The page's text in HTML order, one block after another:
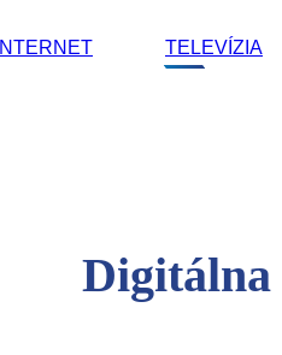
INTERNET TELEVÍZIA
Digitálna